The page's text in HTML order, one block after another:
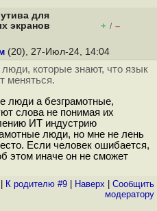
для
экранов
+ / –
(20), 27-Июл-24, 14:04
которые знают, что язык
меняться.
люди а безграмотные,
слова не понимая их
ИТ индустрию
люди, но мне не лень
Если человек ошибается,
этом иначе он не сможет
К родителю #9 Наверх
Cообщить
модератору